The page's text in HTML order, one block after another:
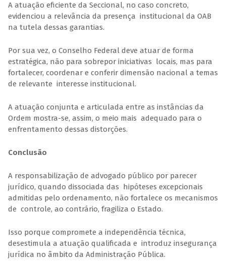
A atuação eficiente da Seccional, no caso concreto,
evidenciou a relevância da presença institucional da OAB
na tutela dessas garantias.
Por sua vez, o Conselho Federal deve atuar de forma
estratégica, não para sobrepor iniciativas locais, mas para
fortalecer, coordenar e conferir dimensão nacional a temas
de relevante interesse institucional.
A atuação conjunta e articulada entre as instâncias da
Ordem mostra-se, assim, o meio mais adequado para o
enfrentamento dessas distorções.
Conclusão
A responsabilização de advogado público por parecer
jurídico, quando dissociada das hipóteses excepcionais
admitidas pelo ordenamento, não fortalece os mecanismos
de controle, ao contrário, fragiliza o Estado.
Isso porque compromete a independência técnica,
desestimula a atuação qualificada e introduz insegurança
jurídica no âmbito da Administração Pública.